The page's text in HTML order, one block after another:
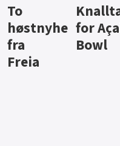
Knalltall
for Açai
Bowl
Aass
bli